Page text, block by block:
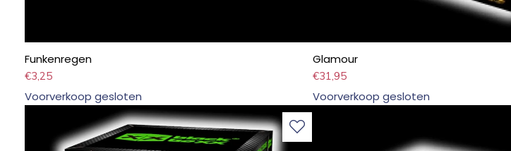
Funkenregen
€3,25
Voorverkoop gesloten
Glamour
€31,95
Voorverkoop gesloten